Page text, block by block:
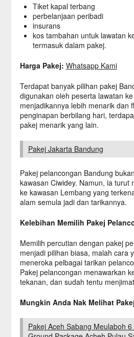
Tiket kapal terbang
perbelanjaan peribadi
insurans
kos tambahan untuk lawatan
termasuk dalam pakej.
Harga Pakej: Whatsapp Kami
Terdapat banyak pilihan pakej
digunakan oleh peserta lawatan
menjadikannya lebih menarik dan
penginapan berbilang hari,
pakej menarik yang lain.
Pakej Jakarta Bandung
Pakej pelancongan Bandung
kawasan Ciwidey. Namun, ia turut
ke kawasan Lembang yang
alam semula jadi dan tarikannya.
Kelebihan Memilih Pakej
Memilih percutian dengan pakej
menjadi pilihan biasa, malah cara
meneroka pelbagai tarikan
Pakej pelancongan menawarkan
tekanan, dan sudah tentu
Mungkin Anda Nak Melihat
Pakej Aceh Sabang Meulaboh